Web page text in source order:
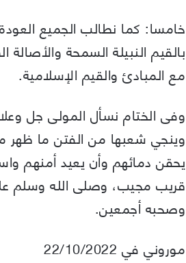
خامسا: كما نطالب الجميع
بالقيم النبيلة السمحة والأصالة
مع المبادئ والقيم الإسلامية.
وفى الختام نسأل المولى جل
وينجي شعبها من الفتن ما ظهر
يحقن دمائهم وأن يعيد أمنهم
قريب مجيب، وصلى الله وسلم
وصحبه أجمعين.
موروني في 22/10/2022